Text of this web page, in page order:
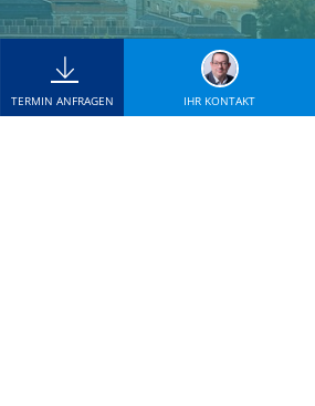
TERMIN ANFRAGEN IHR KONTAKT